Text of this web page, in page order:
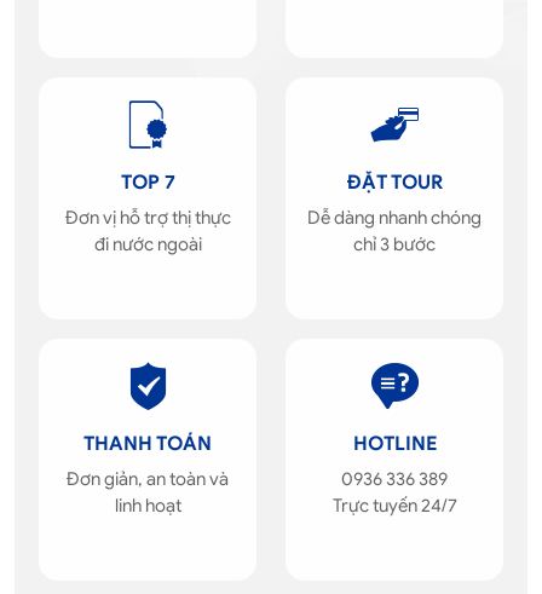
TOP 7
Đơn vị hỗ trợ thị thực
đi nước ngoài
ĐẶT TOUR
Dễ dàng nhanh chóng
chỉ 3 bước
THANH TOÁN
Đơn giản, an toàn và
linh hoạt
HOTLINE
0936 336 389
Trực tuyến 24/7